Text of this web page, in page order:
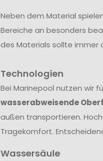
Neben dem Material
Bereiche an besonders
des Materials sollte
Technologien
Bei Marinepool nutzen wir
wasserabweisende
außen transportieren.
Tragekomfort.
Wassersäule